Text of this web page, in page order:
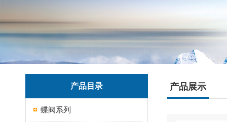
产品目录
蝶阀系列
产品展示